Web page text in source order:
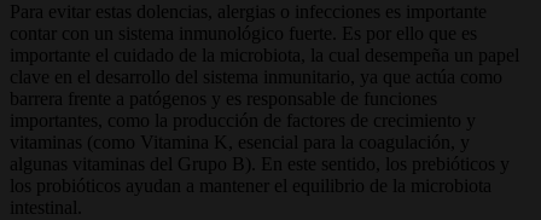
Para evitar estas dolencias, alergias o infecciones es importante
contar con un sistema inmunológico fuerte. Es por ello que es
importante el cuidado de la microbiota, la cual desempeña un papel
clave en el desarrollo del sistema inmunitario, ya que actúa como
barrera frente a patógenos y es responsable de funciones
importantes, como la producción de factores de crecimiento y
vitaminas (como Vitamina K, esencial para la coagulación, y
algunas vitaminas del Grupo B). En este sentido, los prebióticos y
los probióticos ayudan a mantener el equilibrio de la microbiota
intestinal.